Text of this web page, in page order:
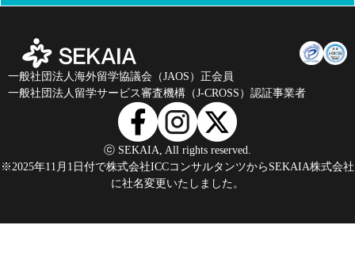
一般社団法人海外留学協議会（JAOS）正会員
一般社団法人留学サービス審査機構（J-CROSS）認証事業者
ⓒ SEKAIA, All rights reserved.
※2025年11月1日付で株式会社ICCコンサルタンツからSEKAIA株式会社
に社名変更いたしました。